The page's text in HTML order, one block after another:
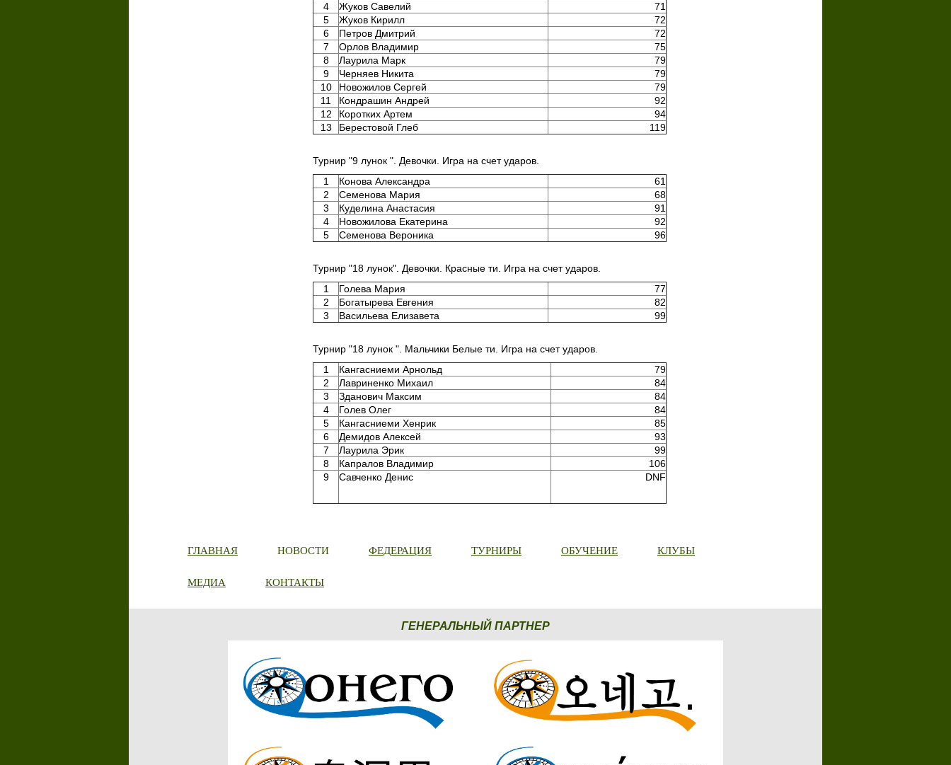
4
Жуков Савелий
71
5
Жуков Кирилл
72
6
Петров Дмитрий
72
7
Орлов Владимир
75
8
Лаурила Марк
79
9
Черняев Никита
79
10
Новожилов Сергей
79
11
Кондрашин Андрей
92
12
Коротких Артем
94
13
Берестовой Глеб 119
Турнир "9 лунок ". Девочки. Игра на счет ударов.
1
Конова Александра
61
2
Семенова Мария
68
3
Куделина Анастасия
91
4
Новожилова Екатерина
92
5
Семенова Вероника 96
Турнир "18 лунок". Девочки. Красные ти. Игра на счет ударов.
1
Голева Мария
77
2
Богатырева Евгения
82
3
Васильева Елизавета 99
Турнир "18 лунок ". Мальчики Белые ти. Игра на счет ударов.
1
Кангасниеми Арнольд
79
2
Лавриненко Михаил
84
3
Зданович Максим
84
4
Голев Олег
84
5
Кангасниеми Хенрик
85
6
Демидов Алексей
93
7
Лаурила Эрик
99
8
Капралов Владимир
106
9
Савченко Денис DNF
ГЛАВНАЯ НОВОСТИ ФЕДЕРАЦИЯ ТУРНИРЫ ОБУЧЕНИЕ КЛУБЫ
МЕДИА КОНТАКТЫ
ГЕНЕРАЛЬНЫЙ ПАРТНЕР